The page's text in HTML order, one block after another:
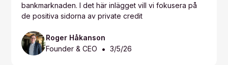
bankmarknaden. I det här inlägget vill vi fokusera på
de positiva sidorna av private credit
Roger Håkanson
Founder & CEO
• 3/5/26